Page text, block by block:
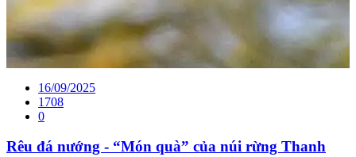
16/09/2025
1708
0
Rêu đá nướng - “Món quà” của núi rừng Thanh